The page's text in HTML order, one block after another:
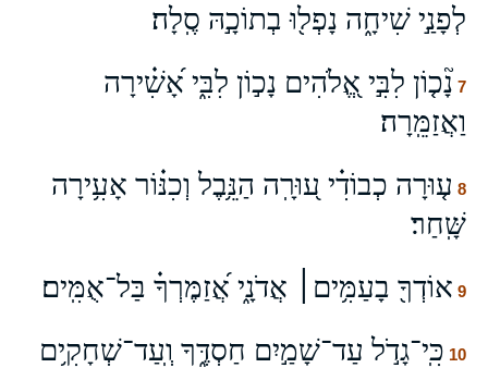
לְפָנַ֣י שִׁיחָ֑ה נָפְל֖וּ בְתוֹכָ֣הּ סֶֽלָה׃
7 נָ֘כ֤וֹן לִבִּ֣י אֱ֭לֹהִים נָכ֣וֹן לִבִּ֑י אָ֝שִׁ֗ירָה
וַאֲזַמֵּֽרָה׃
8 ע֤וּרָה כְבוֹדִ֗י ע֭וּרָֽה הַנֵּ֥בֶל וְכִנּ֗וֹר אָעִ֥ירָה
שָּֽׁחַר׃
9 אוֹדְךָ֖ בָעַמִּ֥ים׀ אֲדֹנָ֑י אֲ֝זַמֶּרְךָ֗ בַּל־אֻמִּֽים׃
10 כִּֽי־גָדֹ֣ל עַד־שָׁמַ֣יִם חַסְדֶּ֑ךָ וְֽעַד־שְׁחָקִ֥ים